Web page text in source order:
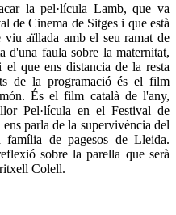
la pel·lícula Lamb, que va
de Cinema de Sitges i que està
viu aïllada amb el seu ramat de
d'una faula sobre la maternitat,
que ens distancia de la resta
de la programació és el film
És el film català de l'any,
Pel·lícula en el Festival de
parla de la supervivència del
família de pagesos de Lleida.
sobre la parella que serà
Colell.